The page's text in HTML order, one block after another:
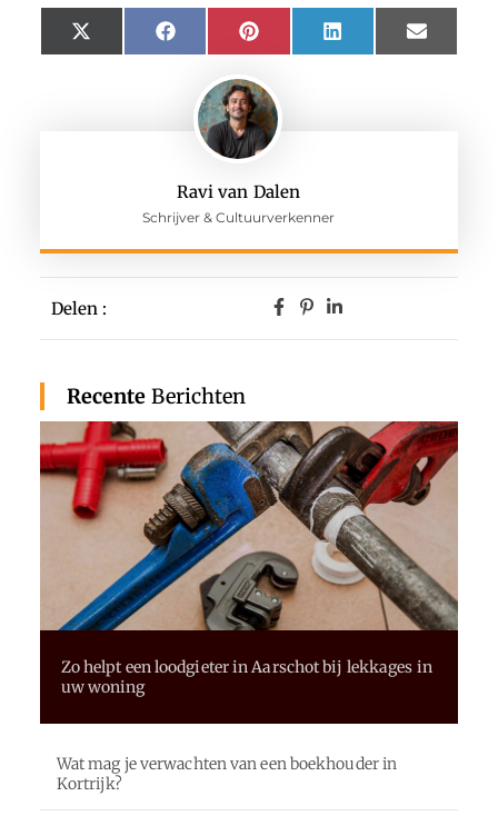
Ravi van Dalen
Schrijver & Cultuurverkenner
Delen :
Recente Berichten
Zo helpt een loodgieter in Aarschot bij lekkages in
uw woning
Wat mag je verwachten van een boekhouder in
Kortrijk?
X
(Twitter)
FacebookPinterest LinkedIn Email